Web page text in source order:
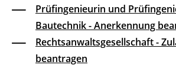
Prüfingenieurin und
Bautechnik - Anerkennung
Rechtsanwaltsgesellschaft -
beantragen